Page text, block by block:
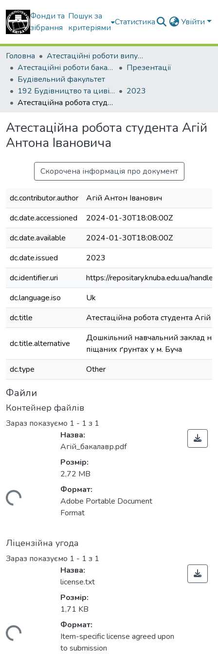
Фонди та
зібрання
Пошук за
критеріями
Статистика Увійти
Головна
Атестаційні роботи випускників
Атестаційні роботи бакалаврів
Презентації
Будівельний факультет
192 Будівництво та цивільна інженерія. Промислове і цивільне будівництво
2023
Атестаційна робота студента Агій Антона Івановича
Атестаційна робота студента Агій
Антона Івановича
Скорочена інформація про документ
dc.contributor.author
Агій Антон Іванович
dc.date.accessioned
2024-01-30T18:08:00Z
dc.date.available
2024-01-30T18:08:00Z
dc.date.issued
2023
dc.identifier.uri
https://repositary.knuba.edu.ua/
dc.language.iso
Uk
dc.title
Атестаційна робота студента Агій
dc.title.alternative
Дошкільний навчальний заклад на
піщаних ґрунтах у м. Буча
dc.type
Other
Файли
Контейнер файлів
Зараз показуємо 1 - 1 з 1
Вантажиться...
Назва:
Агій_бакалавр.pdf
Розмір:
2,72 MB
Формат:
Adobe Portable Document
Format
Ліцензійна угода
Зараз показуємо 1 - 1 з 1
Назва:
license.txt
Розмір:
1,71 KB
Формат:
Item-specific license agreed upon
to submission